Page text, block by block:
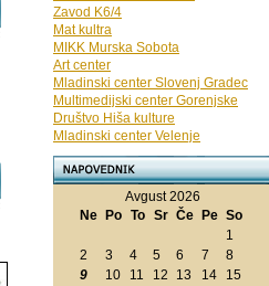
Zavod K6/4
Mat kultra
MIKK Murska Sobota
Art center
Mladinski center Slovenj Gradec
Multimedijski center Gorenjske
Društvo Hiša kulture
Mladinski center Velenje
Avgust 2026
Ne
Po To Sr Če Pe So
1
2
3 4 5 6 7
8
9
10 11 12 13 14
15